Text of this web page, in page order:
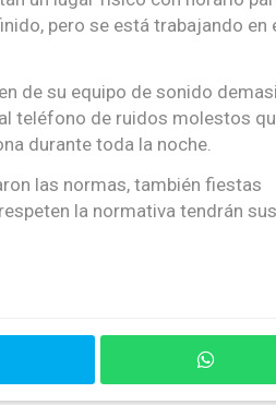
pero se está trabajando en
de su equipo de sonido
teléfono de ruidos molestos
durante toda la noche.
las normas, también fiestas
la normativa tendrán sus